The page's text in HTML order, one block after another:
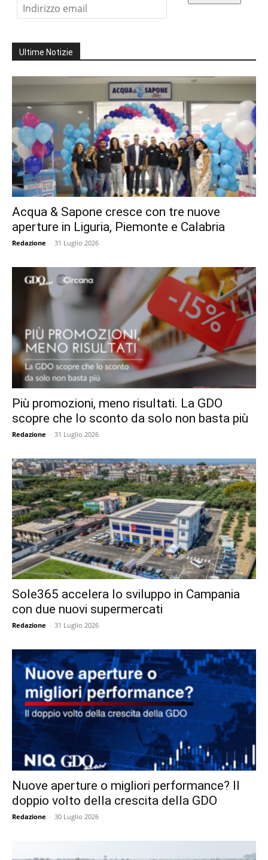
Ultime Notizie
Acqua & Sapone cresce con tre nuove
aperture in Liguria, Piemonte e Calabria
Redazione - 31 Luglio 2026
Più promozioni, meno risultati. La GDO
scopre che lo sconto da solo non basta più
Redazione - 31 Luglio 2026
Sole365 accelera lo sviluppo in Campania
con due nuovi supermercati
Redazione - 31 Luglio 2026
Nuove aperture o migliori performance? Il
doppio volto della crescita della GDO
Redazione - 30 Luglio 2026